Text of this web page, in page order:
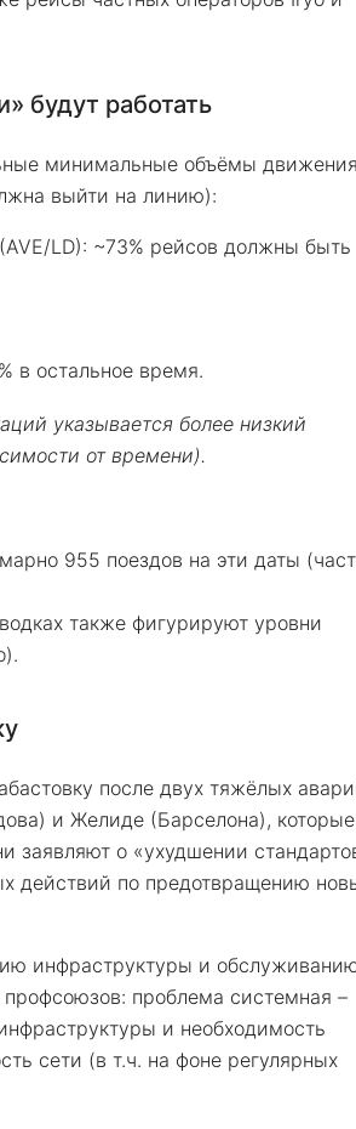
будут работать
минимальные объёмы движения
выйти на линию):
LD): ~73% рейсов должны быть
в остальное время.
указывается более низкий
от времени).
955 поездов на эти даты
также фигурируют уровни
после двух тяжёлых
и Желиде (Барселона), которые
заявляют о «ухудшении
действий по предотвращению
инфраструктуры и
проблема системная –
и необходимость
сети (в т.ч. на фоне регулярных